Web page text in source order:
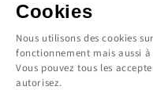
Cookies
Nous utilisons des cookies
fonctionnement mais aussi
Vous pouvez tous les
autorisez.
Moyens